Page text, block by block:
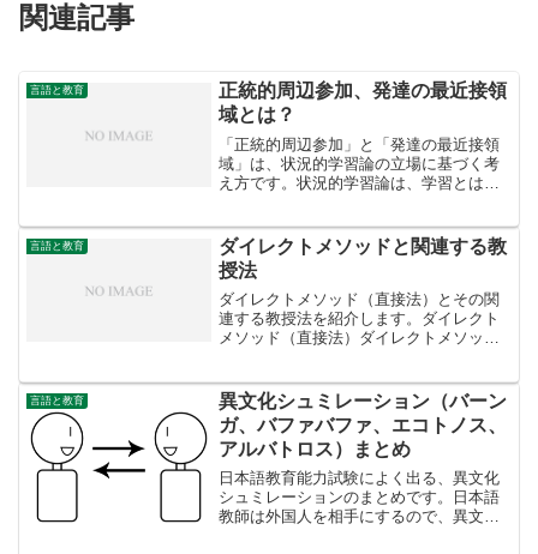
関連記事
言語と教育
正統的周辺参加、発達の最近接領
域とは？
「正統的周辺参加」と「発達の最近接領
域」は、状況的学習論の立場に基づく考
え方です。状況的学習論は、学習とは
るというような、個人的な学習観とは正
反対です。正統的周辺参加...
言語と教育
ダイレクトメソッドと関連する教
授法
ダイレクトメソッド（直接法）とその関
連する教授法を紹介します。ダイレクト
メソッド（直接法）ダイレクトメソッド
は「音声を重視する」「語彙や文法は文
脈の中で帰納的に理解す...
言語と教育
異文化シュミレーション（バーン
ガ、バファバファ、エコトノス、
アルバトロス）まとめ
日本語教育能力試験によく出る、異文化
シュミレーションのまとめです。日本語
教師は外国人を相手にするので、異文化